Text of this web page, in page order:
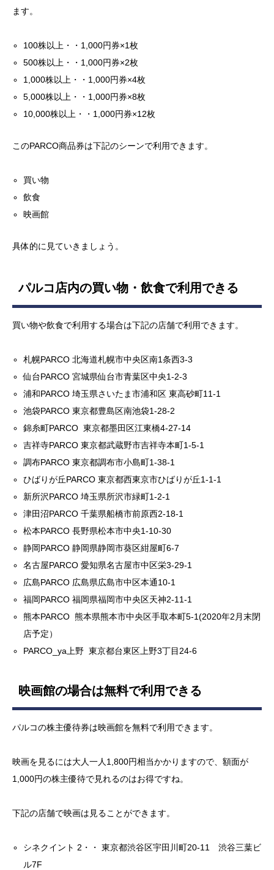
ます。
100株以上・・1,000円券×1枚
500株以上・・1,000円券×2枚
1,000株以上・・1,000円券×4枚
5,000株以上・・1,000円券×8枚
10,000株以上・・1,000円券×12枚
このPARCO商品券は下記のシーンで利用できます。
買い物
飲食
映画館
具体的に見ていきましょう。
パルコ店内の買い物・飲食で利用できる
買い物や飲食で利用する場合は下記の店舗で利用できます。
札幌PARCO 北海道札幌市中央区南1条西3-3
仙台PARCO 宮城県仙台市青葉区中央1-2-3
浦和PARCO 埼玉県さいたま市浦和区 東高砂町11-1
池袋PARCO 東京都豊島区南池袋1-28-2
錦糸町PARCO 東京都墨田区江東橋4-27-14
吉祥寺PARCO 東京都武蔵野市吉祥寺本町1-5-1
調布PARCO 東京都調布市小島町1-38-1
ひばりが丘PARCO 東京都西東京市ひばりが丘1-1-1
新所沢PARCO 埼玉県所沢市緑町1-2-1
津田沼PARCO 千葉県船橋市前原西2-18-1
松本PARCO 長野県松本市中央1-10-30
静岡PARCO 静岡県静岡市葵区紺屋町6-7
名古屋PARCO 愛知県名古屋市中区栄3-29-1
広島PARCO 広島県広島市中区本通10-1
福岡PARCO 福岡県福岡市中央区天神2-11-1
熊本PARCO 熊本県熊本市中央区手取本町5-1(2020年2月末閉
店予定）
PARCO_ya上野 東京都台東区上野3丁目24-6
映画館の場合は無料で利用できる
パルコの株主優待券は映画館を無料で利用できます。
映画を見るには大人一人1,800円相当かかりますので、額面が
1,000円の株主優待で見れるのはお得ですね。
下記の店舗で映画は見ることができます。
シネクイント 2・・ 東京都渋谷区宇田川町20-11 渋谷三葉ビ
ル7F